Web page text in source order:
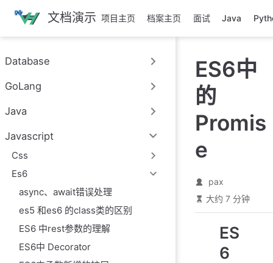
跳
主
內
文档演示 项目主页 档案主页 面试 Java
Database
GoLang
Java
Javascript
Css
Es6
async、await错误处理
es5 和es6 的class类的区别
ES6 中rest参数的理解
ES6中 Decorator
ES6中
的
Promis
e
pax
大约 7 分钟
ES
6